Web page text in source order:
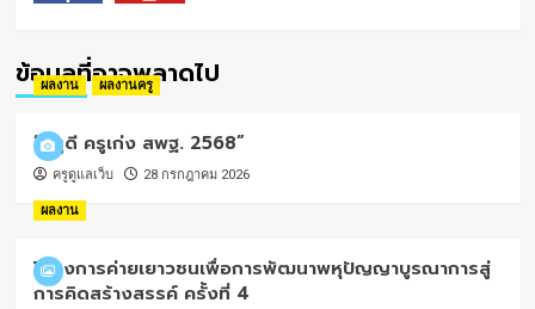
ข้อมูลที่อาจพลาดไป
ผลงาน ผลงานครู
“ครูดี ครูเก่ง สพฐ. 2568”
ครูดูแลเว็บ 28 กรกฎาคม 2026
ผลงาน
โครงการค่ายเยาวชนเพื่อการพัฒนาพหุปัญญาบูรณาการสู่
การคิดสร้างสรรค์ ครั้งที่ 4